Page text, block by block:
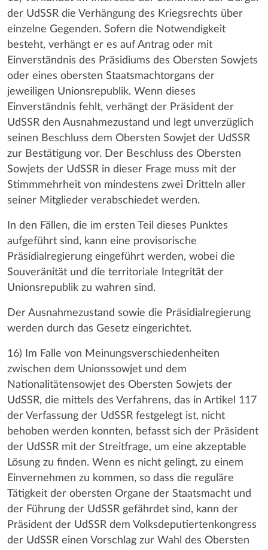
der UdSSR die Verhängung des Kriegsrechts über
einzelne Gegenden. Sofern die Notwendigkeit
besteht, verhängt er es auf Antrag oder mit
Einverständnis des Präsidiums des Obersten Sowjets
oder eines obersten Staatsmachtorgans der
jeweiligen Unionsrepublik. Wenn dieses
Einverständnis fehlt, verhängt der Präsident der
UdSSR den Ausnahmezustand und legt unverzüglich
seinen Beschluss dem Obersten Sowjet der UdSSR
zur Bestätigung vor. Der Beschluss des Obersten
Sowjets der UdSSR in dieser Frage muss mit der
Stimmmehrheit von mindestens zwei Dritteln aller
seiner Mitglieder verabschiedet werden.
In den Fällen, die im ersten Teil dieses Punktes
aufgeführt sind, kann eine provisorische
Präsidialregierung eingeführt werden, wobei die
Souveränität und die territoriale Integrität der
Unionsrepublik zu wahren sind.
Der Ausnahmezustand sowie die Präsidialregierung
werden durch das Gesetz eingerichtet.
16) Im Falle von Meinungsverschiedenheiten
zwischen dem Unionssowjet und dem
Nationalitätensowjet des Obersten Sowjets der
UdSSR, die mittels des Verfahrens, das in Artikel 117
der Verfassung der UdSSR festgelegt ist, nicht
behoben werden konnten, befasst sich der Präsident
der UdSSR mit der Streitfrage, um eine akzeptable
Lösung zu finden. Wenn es nicht gelingt, zu einem
Einvernehmen zu kommen, so dass die reguläre
Tätigkeit der obersten Organe der Staatsmacht und
der Führung der UdSSR gefährdet sind, kann der
Präsident der UdSSR dem Volksdeputiertenkongress
der UdSSR einen Vorschlag zur Wahl des Obersten